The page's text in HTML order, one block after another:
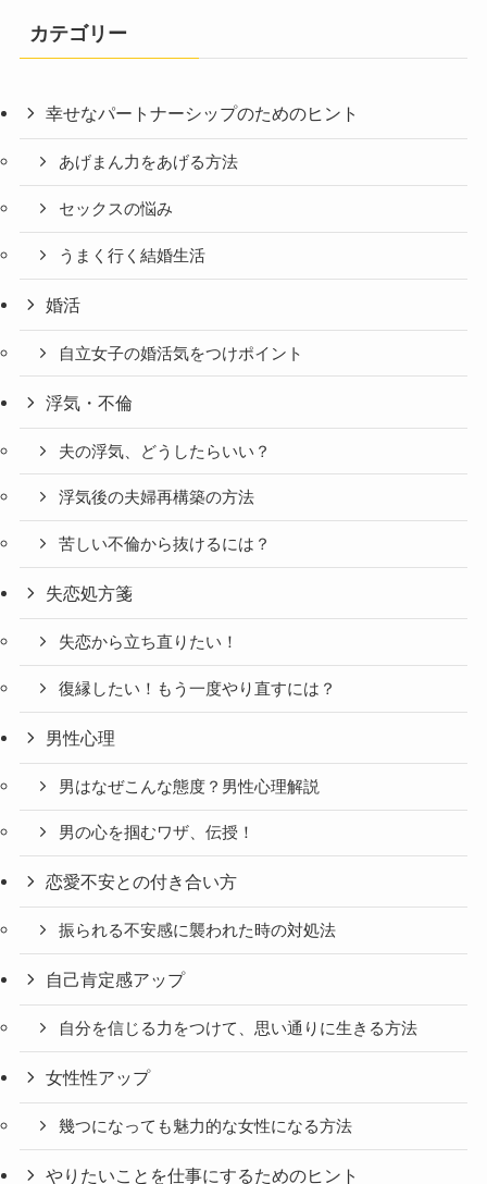
カテゴリー
幸せなパートナーシップのためのヒント
あげまん力をあげる方法
セックスの悩み
うまく行く結婚生活
婚活
自立女子の婚活気をつけポイント
浮気・不倫
夫の浮気、どうしたらいい？
浮気後の夫婦再構築の方法
苦しい不倫から抜けるには？
失恋処方箋
失恋から立ち直りたい！
復縁したい！もう一度やり直すには？
男性心理
男はなぜこんな態度？男性心理解説
男の心を掴むワザ、伝授！
恋愛不安との付き合い方
振られる不安感に襲われた時の対処法
自己肯定感アップ
自分を信じる力をつけて、思い通りに生きる方法
女性性アップ
幾つになっても魅力的な女性になる方法
やりたいことを仕事にするためのヒント